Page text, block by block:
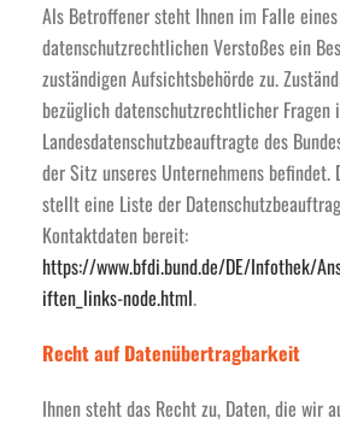
Als Betroffener steht Ihnen im Falle eines
datenschutzrechtlichen Verstoßes ein
zuständigen Aufsichtsbehörde zu.
bezüglich datenschutzrechtlicher Fragen
Landesdatenschutzbeauftragte des
der Sitz unseres Unternehmens befindet.
stellt eine Liste der
Kontaktdaten bereit:
https://www.bfdi.bund.de/DE/Infothek/
iften_links-node.html.
Recht auf Datenübertragbarkeit
Ihnen steht das Recht zu, Daten, die wir